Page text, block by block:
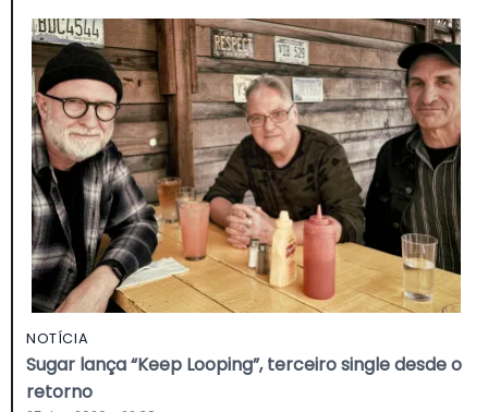
NOTÍCIA
Sugar lança “Keep Looping”, terceiro single desde o
retorno